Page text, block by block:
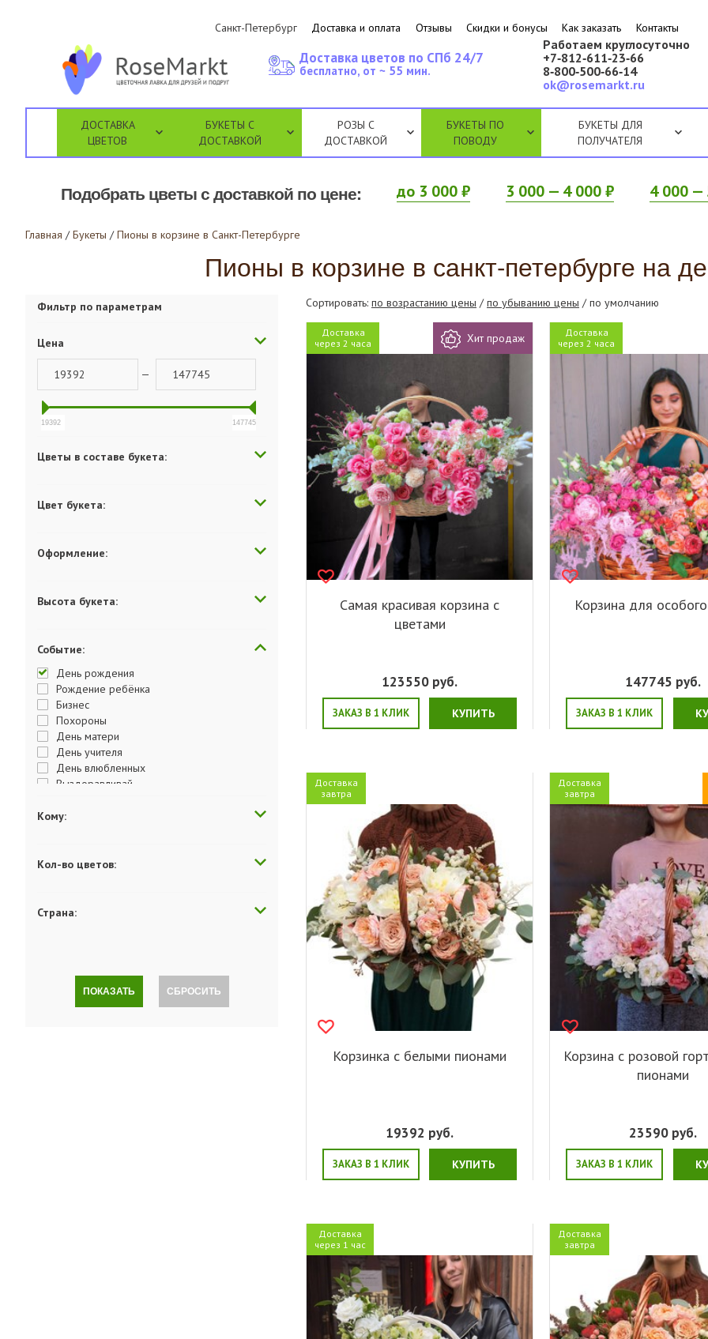
Санкт-Петербург Доставка и оплата Отзывы Скидки и бонусы Как заказать Контакты
Работаем круглосуточно
+7‑812‑611‑23‑66
8‑800‑500‑66‑14
ok@rosemarkt.ru
Доставка цветов по СПб 24/7
бесплатно, от ~ 55 мин.
ДОСТАВКА
ЦВЕТОВ
БУКЕТЫ С
ДОСТАВКОЙ
РОЗЫ С
ДОСТАВКОЙ
БУКЕТЫ ПО
ПОВОДУ
БУКЕТЫ ДЛЯ
ПОЛУЧАТЕЛЯ
Подобрать цветы с доставкой по цене: до 3 000 ₽ 3 000 — 4 000 ₽ 4 000 —
Главная / Букеты / Пионы в корзине в Санкт-Петербурге
Пионы в корзине в санкт-петербурге на
Фильтр по параметрам
Цена
—
19392 147745
Цветы в составе букета:
Цвет букета:
Оформление:
Высота букета:
Событие:
День рождения
Рождение ребёнка
Бизнес
Похороны
День матери
День учителя
День влюбленных
Выздоравливай
Поздравляю
Скучаю
Сюрприз
Кому:
Кол-во цветов:
Страна:
ПОКАЗАТЬ СБРОСИТЬ
Сортировать: по возрастанию цены /по убыванию цены / по умолчанию
Доставка
через 2 часа
Хит продаж
Самая красивая корзина с
цветами
123550 руб.
ЗАКАЗ В 1 КЛИК КУПИТЬ
Доставка
через 2 часа
Корзина для
147745 руб.
ЗАКАЗ В 1 КЛИК
Доставка
завтра
Корзинка с белыми пионами
19392 руб.
ЗАКАЗ В 1 КЛИК КУПИТЬ
Доставка
завтра
Корзина с розовой
пионами
23590 руб.
ЗАКАЗ В 1 КЛИК
Доставка
через 1 час
Доставка
завтра